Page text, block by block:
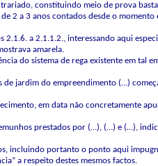
constituindo meio de prova
2 a 3 anos contados desde o
a 2.1.1.2., interessando aqui
amarela.
do sistema de rega existente em tal
jardim do empreendimento (…)
em data não concretamente
prestados por (…), (…) e (…),
incluindo portanto o ponto aqui
a respeito destes mesmos factos.